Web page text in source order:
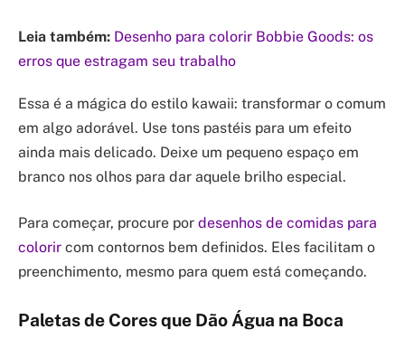
Leia também: Desenho para colorir Bobbie Goods: os
erros que estragam seu trabalho
Essa é a mágica do estilo kawaii: transformar o comum
em algo adorável. Use tons pastéis para um efeito
ainda mais delicado. Deixe um pequeno espaço em
branco nos olhos para dar aquele brilho especial.
Para começar, procure por desenhos de comidas para
colorir com contornos bem definidos. Eles facilitam o
preenchimento, mesmo para quem está começando.
Paletas de Cores que Dão Água na Boca